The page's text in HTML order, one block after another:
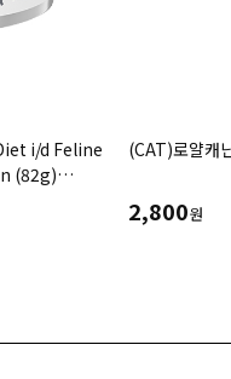
i/d Feline
(82g)
처방캔
(CAT)로얄캐
2,800원